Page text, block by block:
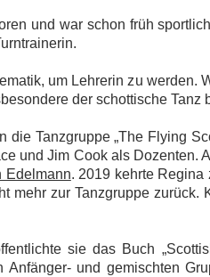
und war schon früh
um Lehrerin zu werden.
der schottische Tanz
Tanzgruppe „The Flying
und Jim Cook als Dozenten.
Edelmann. 2019 kehrte Regina
mehr zur Tanzgruppe
sie das Buch
und gemischten